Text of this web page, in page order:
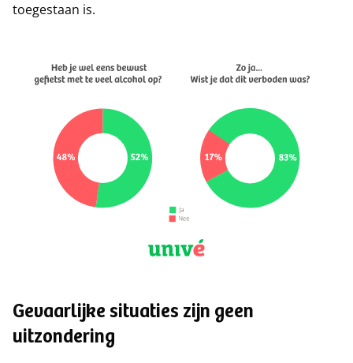
toegestaan is.
Gevaarlijke situaties zijn geen
uitzondering